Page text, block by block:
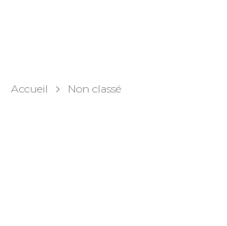
Accueil Non classé